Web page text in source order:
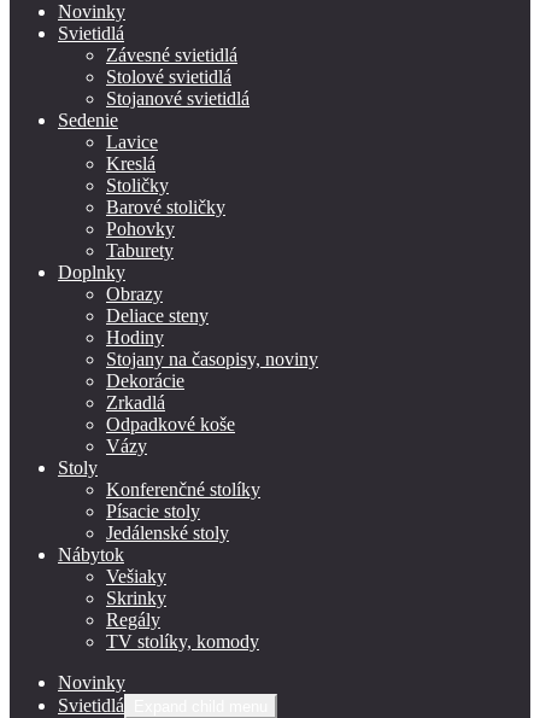
Novinky
Svietidlá
Závesné svietidlá
Stolové svietidlá
Stojanové svietidlá
Sedenie
Lavice
Kreslá
Stoličky
Barové stoličky
Pohovky
Taburety
Doplnky
Obrazy
Deliace steny
Hodiny
Stojany na časopisy, noviny
Dekorácie
Zrkadlá
Odpadkové koše
Vázy
Stoly
Konferenčné stolíky
Písacie stoly
Jedálenské stoly
Nábytok
Vešiaky
Skrinky
Regály
TV stolíky, komody
Novinky
Svietidlá